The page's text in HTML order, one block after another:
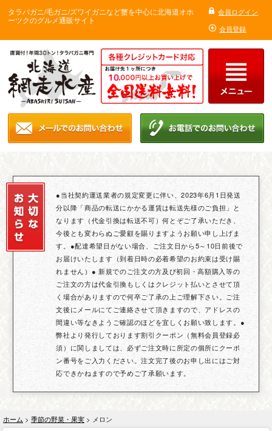
タラバガニ/毛ガニ/ズワイガニなど蟹を中心に北海道オホ
ーツクのグルメ通販サイト
会員ログイン
会員登録
●当社契約運送業者の規定変更に伴い、2023年6月1日発送
分以降「商品の転送にかかる運賃は転送先様のご負担」と
なります（代金引換は転送不可）何とぞご了承いただき、
今後とも変わらぬご愛顧を賜りますようお願い申し上げま
す。●配達希望日がない場合、ご注文日から5～10日前後で
お届けいたします（到着日時の必着希望のお約束は受け賜
れません）● 新規でのご注文の方及び初回・高額購入等の
ご注文の方は代金引換もしくはクレジット払いとさせて頂
く場合がありますので何卒ご了承の上ご理解下さい。ご注
文後にメールにてご連絡させて頂きますので、アドレスの
間違い等なきようご確認のほどを宜しくお願い致します。●
弊社より発行しております割引クーポン（無料会員登録必
須）に関しましては、必ずご注文時に所定の個所にクーポ
ン番号をご入力ください。注文完了後のお申し出にはご対
応できかねますので予めご了承願います。
ホーム > 季節の野菜・果実 > メロン